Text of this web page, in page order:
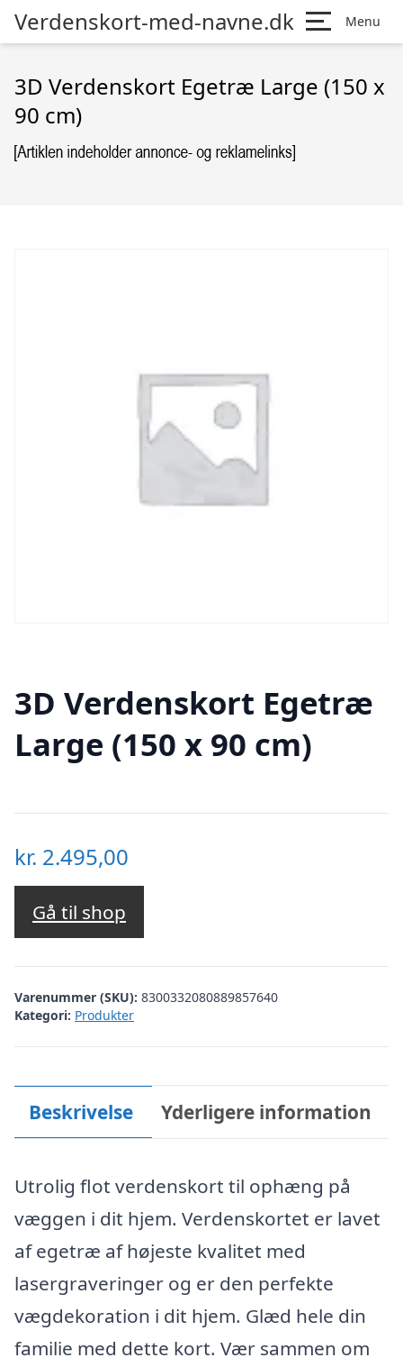
Verdenskort-med-navne.dk Menu
3D Verdenskort Egetræ Large (150 x
90 cm)
3D Verdenskort Egetræ
Large (150 x 90 cm)
kr. 2.495,00
Gå til shop
Varenummer (SKU): 8300332080889857640
Kategori: Produkter
Beskrivelse Yderligere information
Utrolig flot verdenskort til ophæng på
væggen i dit hjem. Verdenskortet er lavet
af egetræ af højeste kvalitet med
lasergraveringer og er den perfekte
vægdekoration i dit hjem. Glæd hele din
familie med dette kort. Vær sammen om